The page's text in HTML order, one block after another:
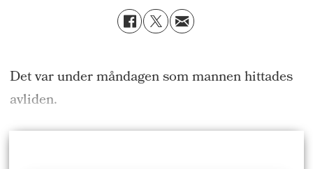
Det var under måndagen som mannen hittades
avliden.